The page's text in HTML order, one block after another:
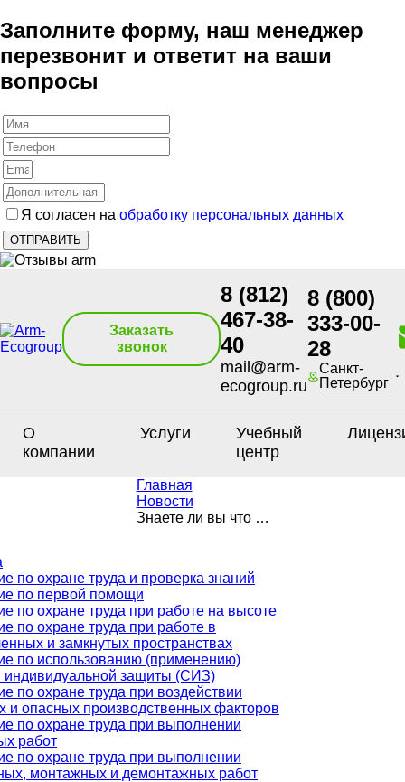
Заполните форму, наш менеджер
перезвонит и ответит на ваши
вопросы
Я согласен на обработку персональных данных
Заказать
звонок
8 (812)
467-38-
40
mail@arm-
ecogroup.ru
8 (800)
333-00-
28
Санкт-
Петербург
О
компании
Услуги
Учебный
центр
Главная
Новости
Знаете ли вы что …
по охране труда и проверка знаний
по первой помощи
по охране труда при работе на высоте
по охране труда при работе в
и замкнутых пространствах
по использованию (применению)
индивидуальной защиты (СИЗ)
по охране труда при воздействии
и опасных производственных факторов
по охране труда при выполнении
работ
по охране труда при выполнении
монтажных и демонтажных работ